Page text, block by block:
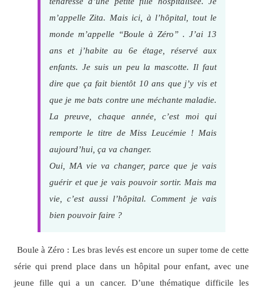
m’appelle Zita. Mais ici, à l’hôpital, tout le
monde m’appelle “Boule à Zéro” . J’ai 13
ans et j’habite au 6e étage, réservé aux
enfants. Je suis un peu la mascotte. Il faut
dire que ça fait bientôt 10 ans que j’y vis et
que je me bats contre une méchante maladie.
La preuve, chaque année, c’est moi qui
remporte le titre de Miss Leucémie ! Mais
aujourd’hui, ça va changer.
Oui, MA vie va changer, parce que je vais
guérir et que je vais pouvoir sortir. Mais ma
vie, c’est aussi l’hôpital. Comment je vais
bien pouvoir faire ?
Boule à Zéro : Les bras levés est encore un super tome de cette
série qui prend place dans un hôpital pour enfant, avec une
jeune fille qui a un cancer. D’une thématique difficile les